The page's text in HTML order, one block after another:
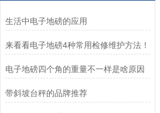
生活中电子地磅的应用
来看看电子地磅4种常用检修维护方法！
电子地磅四个角的重量不一样是啥原因
带斜坡台秤的品牌推荐